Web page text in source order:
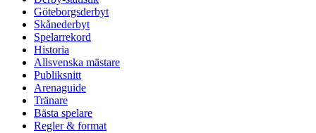
Göteborgsderbyt
Skånederbyt
Spelarrekord
Historia
Allsvenska mästare
Publiksnitt
Arenaguide
Tränare
Bästa spelare
Regler & format